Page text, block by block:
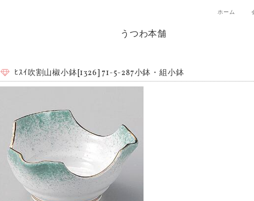
ホーム
うつわ本舗
ﾋｽｲ吹割山椒小鉢[1326] 71-5-287小鉢・組小鉢